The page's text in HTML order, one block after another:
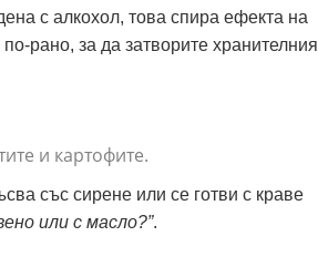
с алкохол, това спира ефекта на
рано, за да затворите хранителния
и картофите.
със сирене или се готви с краве
или с масло?”.